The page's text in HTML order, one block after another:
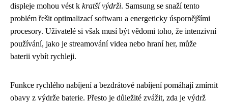
displeje mohou vést k kratší výdrži. Samsung se snaží tento
problém řešit optimalizací softwaru a energeticky úspornějšími
procesory. Uživatelé si však musí být vědomi toho, že intenzivní
používání, jako je streamování videa nebo hraní her, může
baterii vybít rychleji.
Funkce rychlého nabíjení a bezdrátové nabíjení pomáhají zmírnit
obavy z výdrže baterie. Přesto je důležité zvážit, zda je výdrž